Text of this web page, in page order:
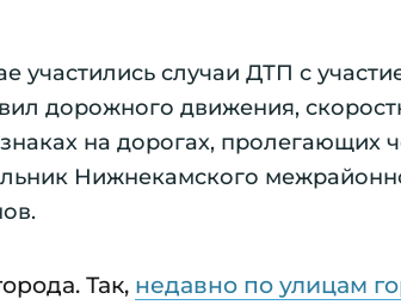
участились случаи ДТП с
дорожного движения,
на дорогах, пролегающих
Нижнекамского
Так, недавно по улицам